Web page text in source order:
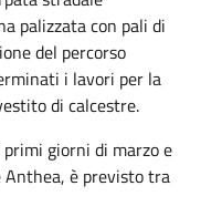
palizzata con pali di
del percorso
i lavori per la
di calcestre.
giorni di marzo e
Anthea, è previsto tra